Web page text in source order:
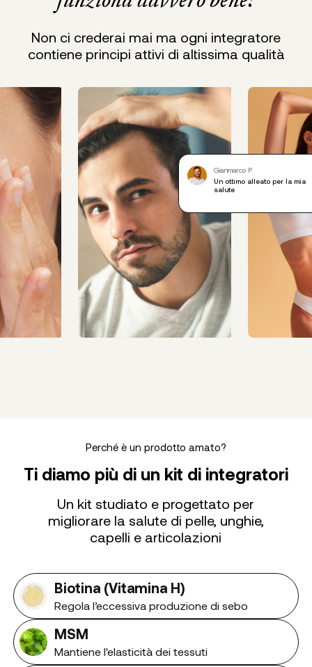
Non ci crederai mai ma ogni integratore
contiene principi attivi di altissima qualità
Gianmarco P.
Un ottimo alleato per la mia
salute
Perché è un prodotto amato?
Ti diamo più di un kit di integratori
Un kit studiato e progettato per
migliorare la salute di pelle, unghie,
capelli e articolazioni
Biotina (Vitamina H)
Regola l’eccessiva produzione di sebo
MSM
Mantiene l'elasticità dei tessuti